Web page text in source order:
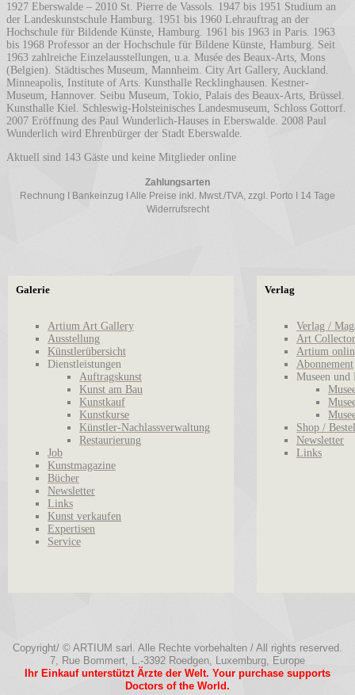
1927 Eberswalde – 2010 St. Pierre de Vassols. 1947 bis 1951 Studium an
der Landeskunstschule Hamburg. 1951 bis 1960 Lehrauftrag an der
Hochschule für Bildende Künste, Hamburg. 1961 bis 1963 in Paris. 1963
bis 1968 Professor an der Hochschule für Bildene Künste, Hamburg. Seit
1963 zahlreiche Einzelausstellungen, u.a. Musée des Beaux-Arts, Mons
(Belgien). Städtisches Museum, Mannheim. City Art Gallery, Auckland.
Minneapolis, Institute of Arts. Kunsthalle Recklinghausen. Kestner-
Museum, Hannover. Seibu Museum, Tokio, Palais des Beaux-Arts, Brüssel.
Kunsthalle Kiel. Schleswig-Holsteinisches Landesmuseum, Schloss Gottorf.
2007 Eröffnung des Paul Wunderlich-Hauses in Eberswalde. 2008 Paul
Wunderlich wird Ehrenbürger der Stadt Eberswalde.
Aktuell sind 143 Gäste und keine Mitglieder online
Zahlungsarten
Rechnung I Bankeinzug I Alle Preise inkl. Mwst./TVA, zzgl. Porto I 14 Tage
Widerrufsrecht
Galerie
Artium Art Gallery
Ausstellung
Künstlerübersicht
Dienstleistungen
Auftragskunst
Kunst am Bau
Kunstkauf
Kunstkurse
Künstler-Nachlassverwaltung
Restaurierung
Job
Kunstmagazine
Bücher
Newsletter
Links
Kunst verkaufen
Expertisen
Service
Verlag
Verlag /
Art
Artium
Abonnement
Museen und
Shop /
Newsletter
Links
Copyright/ © ARTIUM sarl. Alle Rechte vorbehalten / All rights reserved.
7, Rue Bommert, L.-3392 Roedgen, Luxemburg, Europe
Ihr Einkauf unterstützt Ärzte der Welt. Your purchase supports
Doctors of the World.